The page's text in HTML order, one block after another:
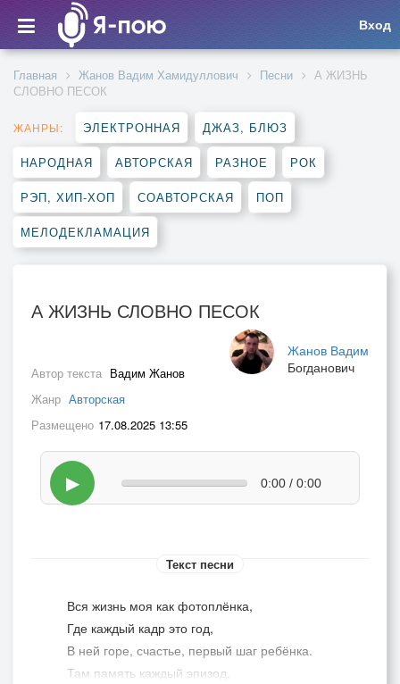
Вход
Главная Жанов Вадим Хамидуллович Песни
А ЖИЗНЬ
СЛОВНО ПЕСОК
ЖАНРЫ: ЭЛЕКТРОННАЯ ДЖАЗ, БЛЮЗ
НАРОДНАЯ АВТОРСКАЯ РАЗНОЕ РОК
РЭП, ХИП-ХОП СОАВТОРСКАЯ ПОП
МЕЛОДЕКЛАМАЦИЯ
А ЖИЗНЬ СЛОВНО ПЕСОК
Жанов Вадим
Богданович
Автор текста Вадим Жанов
Жанр Авторская
Размещено 17.08.2025 13:55
▶ 0:00 / 0:00
Текст песни
Вся жизнь моя как фотоплёнка,
Где каждый кадр это год,
В ней горе, счастье, первый шаг ребёнка.
Там память каждый эпизод.